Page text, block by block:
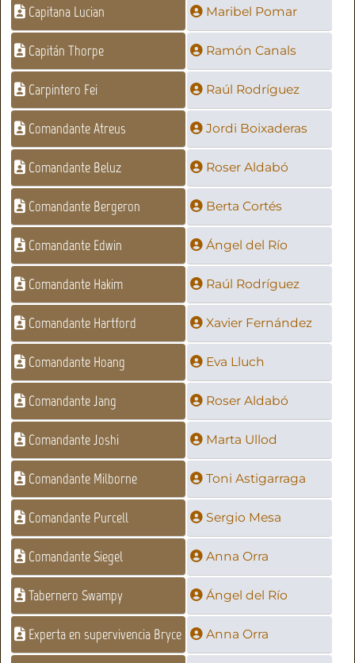
Capitana Lucian Maribel Pomar
Capitán Thorpe Ramón Canals
Carpintero Fei Raúl Rodríguez
Comandante Atreus Jordi Boixaderas
Comandante Beluz Roser Aldabó
Comandante Bergeron Berta Cortés
Comandante Edwin Ángel del Río
Comandante Hakim Raúl Rodríguez
Comandante Hartford Xavier Fernández
Comandante Hoang Eva Lluch
Comandante Jang Roser Aldabó
Comandante Joshi Marta Ullod
Comandante Milborne Toni Astigarraga
Comandante Purcell Sergio Mesa
Comandante Siegel Anna Orra
Tabernero Swampy Ángel del Río
Experta en supervivencia Bryce Anna Orra